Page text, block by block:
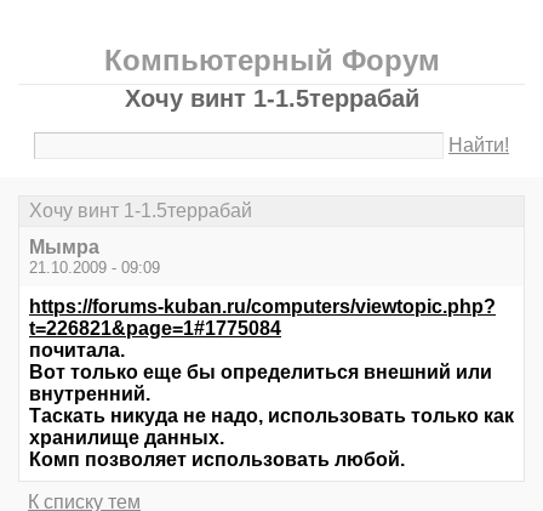
Компьютерный Форум
Хочу винт 1-1.5террабай
Найти!
Хочу винт 1-1.5террабай
Мымра
21.10.2009 - 09:09
https://forums-kuban.ru/computers/viewtopic.php?
t=226821&page=1#1775084
почитала.
Вот только еще бы определиться внешний или
внутренний.
Таскать никуда не надо, использовать только как
хранилище данных.
Комп позволяет использовать любой.
К списку тем